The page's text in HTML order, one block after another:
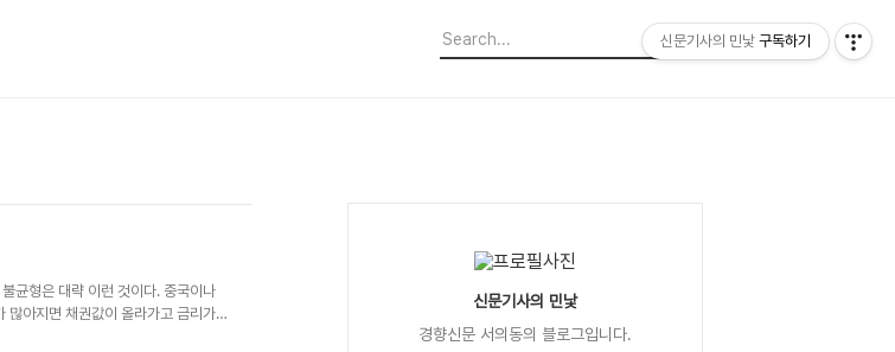
균형은 대략 이런 것이다. 중국이나
많아지면 채권값이 올라가고 금리가
은 동아시아 국가들이 국채를 사는
신문기사의 민낯
경향신문 서의동의 블로그입니다.
신문기사의 민낯 구독하기